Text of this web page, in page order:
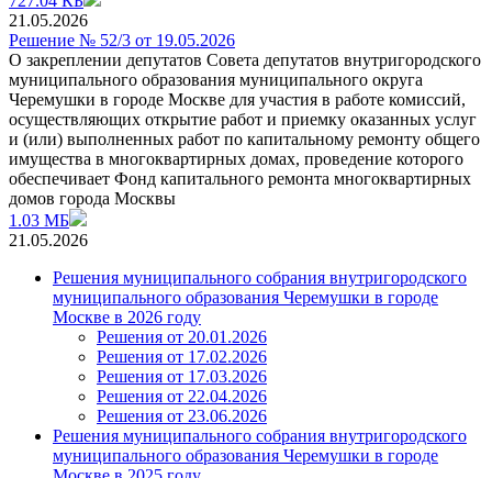
21.05.2026
Решение № 52/3 от 19.05.2026
О закреплении депутатов Совета депутатов внутригородского
муниципального образования муниципального округа
Черемушки в городе Москве для участия в работе комиссий,
осуществляющих открытие работ и приемку оказанных услуг
и (или) выполненных работ по капитальному ремонту общего
имущества в многоквартирных домах, проведение которого
обеспечивает Фонд капитального ремонта многоквартирных
домов города Москвы
1.03 МБ
21.05.2026
Решения муниципального собрания внутригородского
муниципального образования Черемушки в городе
Москве в 2026 году
Решения от 20.01.2026
Решения от 17.02.2026
Решения от 17.03.2026
Решения от 22.04.2026
Решения от 23.06.2026
Решения муниципального собрания внутригородского
муниципального образования Черемушки в городе